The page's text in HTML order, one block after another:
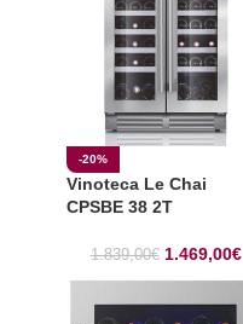
-20%
Vinoteca Le Chai
CPSBE 38 2T
1.839,00€ 1.469,00€